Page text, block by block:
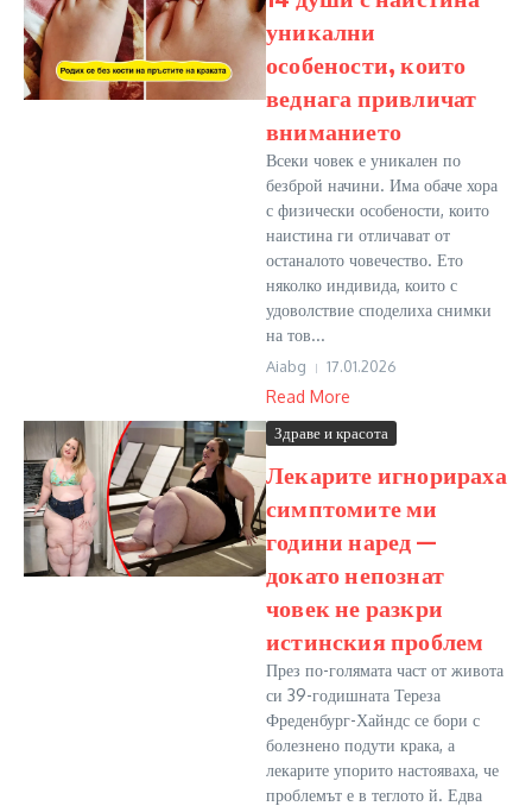
уникални
особености, които
веднага привличат
вниманието
Всеки човек е уникален по
безброй начини. Има обаче хора
с физически особености, които
наистина ги отличават от
останалото човечество. Ето
няколко индивида, които с
удоволствие споделиха снимки
на тов...
Aiabg 17.01.2026
Read More
Здраве и красота
Лекарите игнорираха
симптомите ми
години наред —
докато непознат
човек не разкри
истинския проблем
През по-голямата част от живота
си 39-годишната Тереза
Фреденбург-Хайндс се бори с
болезнено подути крака, а
лекарите упорито настояваха, че
проблемът е в теглото й. Едва